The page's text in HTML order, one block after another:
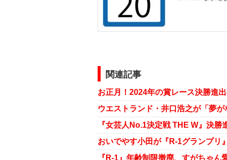
関連記事
『女芸人No.1決定戦 THE W』決
おいでやす小田が『R-1グランプリ